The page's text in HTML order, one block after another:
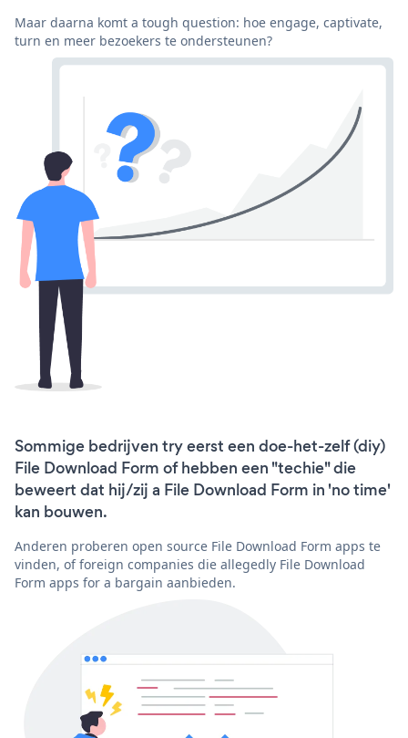
Maar daarna komt a tough question: hoe engage, captivate,
turn en meer bezoekers te ondersteunen?
Sommige bedrijven try eerst een doe-het-zelf (diy)
File Download Form of hebben een "techie" die
beweert dat hij/zij a File Download Form in 'no time'
kan bouwen.
Anderen proberen open source File Download Form apps te
vinden, of foreign companies die allegedly File Download
Form apps for a bargain aanbieden.